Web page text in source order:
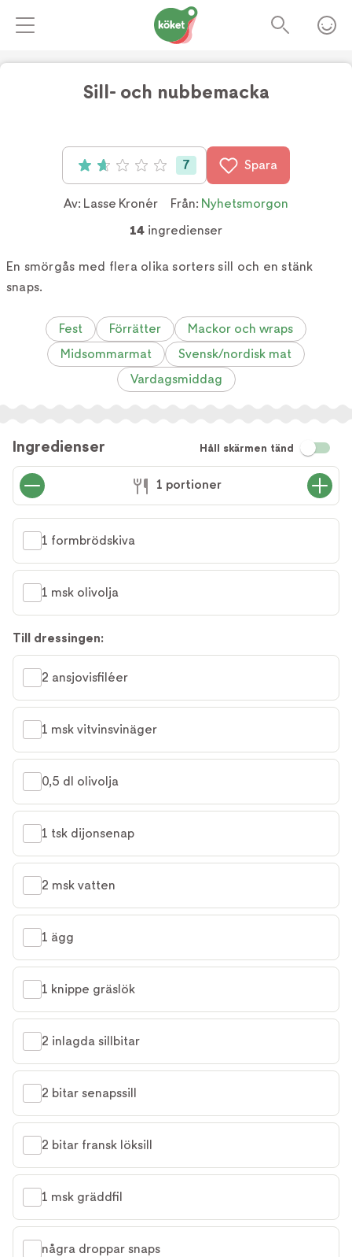
Sill- och nubbemacka
Betyg: 1.7 av 5 (7 röster)
7 Spara
Av: Lasse Kronér Från: Nyhetsmorgon
14 ingredienser
En smörgås med flera olika sorters sill och en stänk
snaps.
Fest Förrätter
Mackor och wraps
Midsommarmat
Svensk/nordisk mat
Vardagsmiddag
Ingredienser Håll skärmen tänd
1 portioner
1 formbrödskiva
1 msk olivolja
Till dressingen:
2 ansjovisfiléer
1 msk vitvinsvinäger
0,5 dl olivolja
1 tsk dijonsenap
2 msk vatten
1 ägg
1 knippe gräslök
2 inlagda sillbitar
2 bitar senapssill
2 bitar fransk löksill
1 msk gräddfil
några droppar snaps